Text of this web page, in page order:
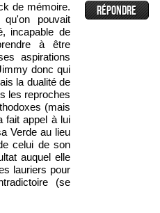
de mémoire.
pouvait
incapable de
à être
aspirations
donc qui
la dualité de
les reproches
(mais
fait appel à lui
Verde au lieu
celui de son
auquel elle
lauriers pour
(se